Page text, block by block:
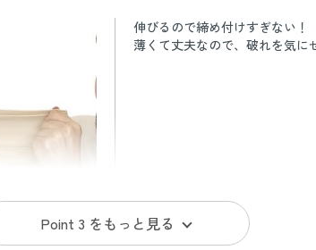
伸びるので締め付けすぎない！
薄くて丈夫なので、破れを気に
Point 3 をもっと見る